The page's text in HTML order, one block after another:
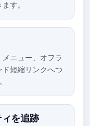
す。
ニュー、オフラ
短縮リンクへつ
を追跡